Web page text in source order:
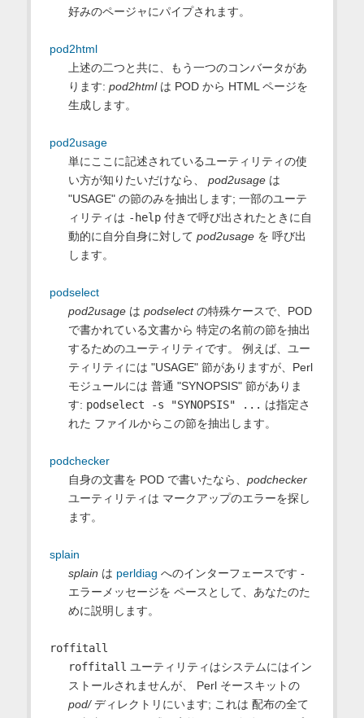
好みのページャにパイプされます。
pod2html
上述の二つと共に、もう一つのコンバータがあ
ります: pod2htmlは POD から HTML ページを
生成します。
pod2usage
単にここに記述されているユーティリティの使
い方が知りたいだけなら、 pod2usageは
"USAGE" の節のみを抽出します; 一部のユーテ
ィリティは -help付きで呼び出されたときに自
動的に自分自身に対して pod2usageを 呼び出
します。
podselect
pod2usageは podselectの特殊ケースで、POD
で書かれている文書から 特定の名前の節を抽出
するためのユーティリティです。 例えば、ユー
ティリティには "USAGE" 節がありますが、Perl
モジュールには 普通 "SYNOPSIS" 節がありま
す: podselect -s "SYNOPSIS" ... は指定さ
れた ファイルからこの節を抽出します。
podchecker
自身の文書を POD で書いたなら、 podchecker
ユーティリティは マークアップのエラーを探し
ます。
splain
splain は perldiag へのインターフェースです -
エラーメッセージを ペースとして、あなたのた
めに説明します。
roffitall
roffitall ユーティリティはシステムにはイン
ストールされませんが、 Perl そースキットの
pod/ディレクトリにいます; これは 配布の全て